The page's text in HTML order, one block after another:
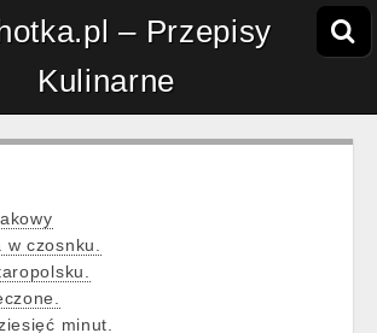
– Przepisy
Kulinarne
czosnku.
minut.